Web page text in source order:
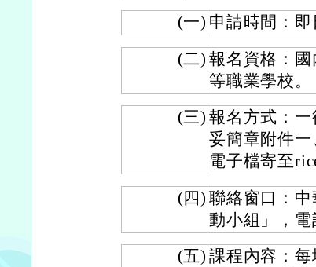
(一) 申請時間：即
(二) 報名資格：
等職業學校。
(三) 報名方式：
妥簡章附件
電子檔寄至
(四) 聯絡窗口：
動小組」，電
(五) 課程內容：